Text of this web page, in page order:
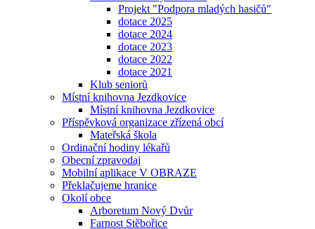
Projekt "Podpora mladých hasičů"
dotace 2025
dotace 2024
dotace 2023
dotace 2022
dotace 2021
Klub seniorů
Místní knihovna Jezdkovice
Místní knihovna Jezdkovice
Příspěvková organizace zřízená obcí
Mateřská škola
Ordinační hodiny lékařů
Obecní zpravodaj
Mobilní aplikace V OBRAZE
Překlačujeme hranice
Okolí obce
Arboretum Nový Dvůr
Farnost Stěbořice